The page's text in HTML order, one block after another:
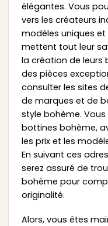
élégantes. Vous
vers les créateurs
modèles uniques
mettent tout leur
la création de leurs
des pièces
consulter les sites
de marques et de
style bohème.
bottines bohème,
les prix et les
En suivant ces
serez assuré de
bohème pour
originalité.
Alors, vous êtes